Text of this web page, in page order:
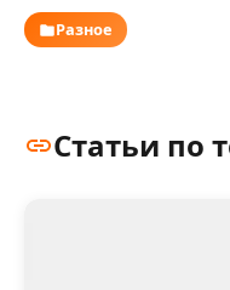
Разное
Статьи по